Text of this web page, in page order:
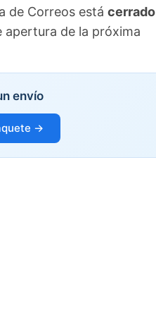
de Correos está cerrado
apertura de la próxima
envío
→